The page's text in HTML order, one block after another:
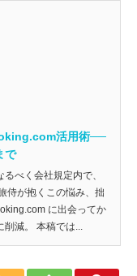
活用術──
で
べく会社規定内で、
侍が抱くこの悩み、拙
に出会ってか
減。 本稿では...